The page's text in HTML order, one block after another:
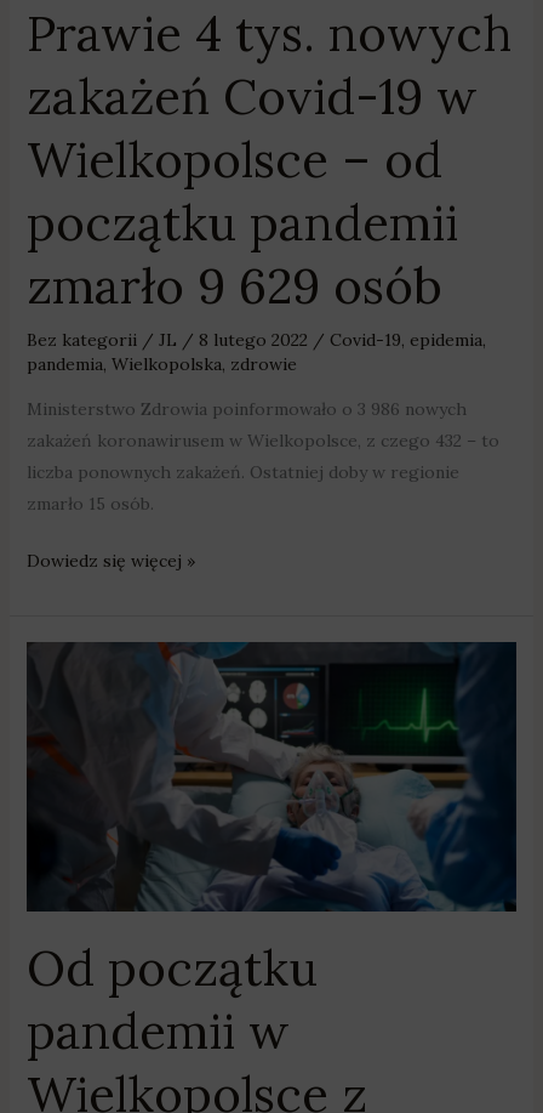
Prawie 4 tys. nowych
zakażeń Covid-19 w
Wielkopolsce – od
początku pandemii
zmarło 9 629 osób
Bez kategorii / JL / 8 lutego 2022 / Covid-19 epidemia
pandemia Wielkopolska zdrowie
Ministerstwo Zdrowia poinformowało o 3 986 nowych
zakażeń koronawirusem w Wielkopolsce, z czego 432 – to
liczba ponownych zakażeń. Ostatniej doby w regionie
zmarło 15 osób.
od
pandemii
9
osób
Dowiedz się więcej »
Od początku
pandemii w
Wielkopolsce z
w
Covid-
19
9466